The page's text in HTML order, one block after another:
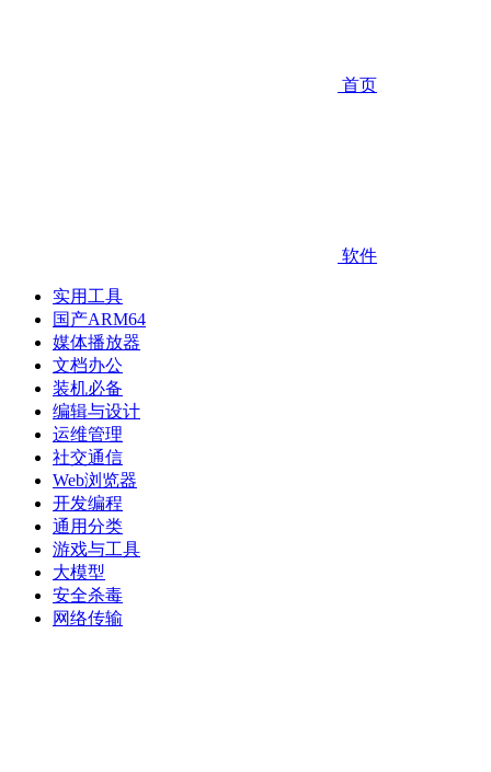
首页
软件
实用工具
国产ARM64
媒体播放器
文档办公
装机必备
编辑与设计
运维管理
社交通信
Web浏览器
开发编程
通用分类
游戏与工具
大模型
安全杀毒
网络传输